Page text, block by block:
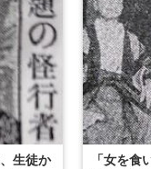
生徒か
「女を